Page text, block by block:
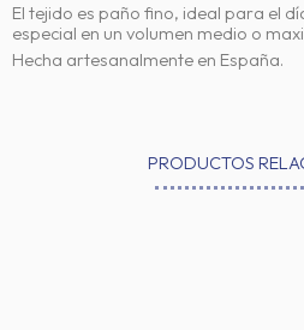
El tejido es paño fino, ideal para el
especial en un volumen medio o
Hecha artesanalmente en España.
PRODUCTOS